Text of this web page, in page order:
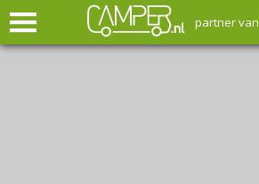
partner van